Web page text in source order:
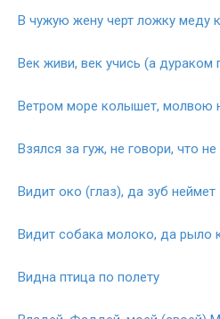
В чужую жену черт ложку меду
Век живи, век учись (а дураком
Ветром море колышет, молвою
Взялся за гуж, не говори, что
Видит око (глаз), да зуб неймет
Видит собака молоко, да рыло
Видна птица по полету